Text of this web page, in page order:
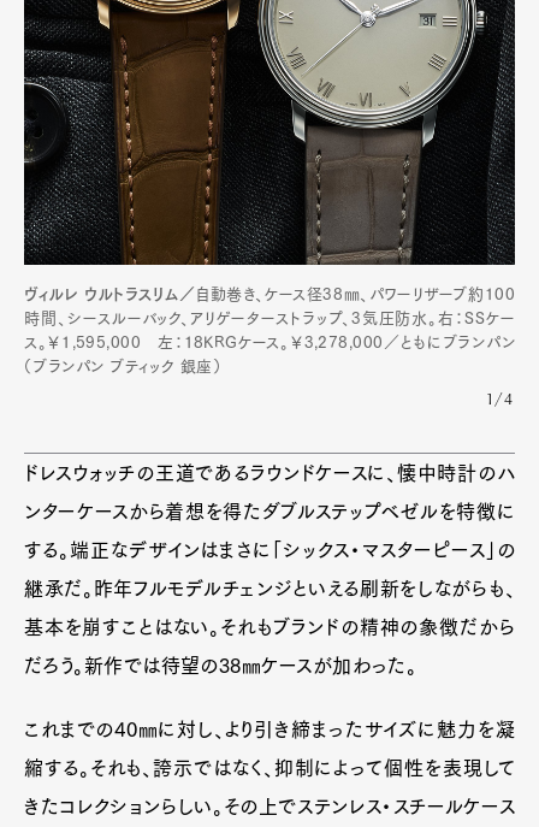
ヴィルレ ウルトラスリム／ 自動巻き、ケース径38㎜、パワーリザーブ約100
時間、シースルーバック、アリゲーターストラップ、3気圧防水。右：SSケー
ス。￥1,595,000 左：18KRGケース。￥3,278,000／ともにブランパン
（ブランパン ブティック 銀座）
1/4
ドレスウォッチの王道であるラウンドケースに、懐中時計のハ
ンターケースから着想を得たダブルステップベゼルを特徴に
する。端正なデザインはまさに「シックス・マスターピース」の
継承だ。昨年フルモデルチェンジといえる刷新をしながらも、
基本を崩すことはない。それもブランドの精神の象徴だから
だろう。新作では待望の38㎜ケースが加わった。
これまでの40㎜に対し、より引き締まったサイズに魅力を凝
縮する。それも、誇示ではなく、抑制によって個性を表現して
きたコレクションらしい。その上でステンレス・スチールケース